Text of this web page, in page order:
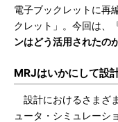
電子ブックレットに再
クレット」。今回は、
ンはどう活用されたの
MRJはいかにして設
設計におけるさまざ
ュータ・シミュレーシ